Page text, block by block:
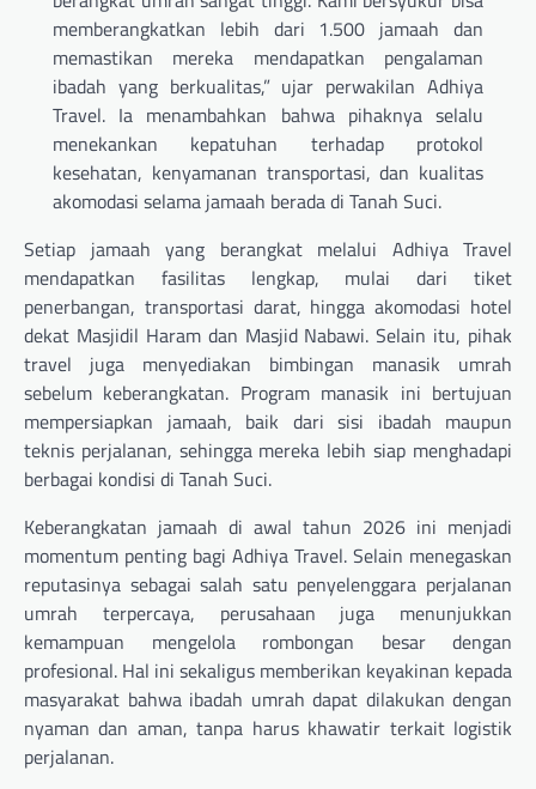
memberangkatkan lebih dari 1.500 jamaah dan
memastikan mereka mendapatkan pengalaman
ibadah yang berkualitas,” ujar perwakilan Adhiya
Travel. Ia menambahkan bahwa pihaknya selalu
menekankan kepatuhan terhadap protokol
kesehatan, kenyamanan transportasi, dan kualitas
akomodasi selama jamaah berada di Tanah Suci.
Setiap jamaah yang berangkat melalui Adhiya Travel
mendapatkan fasilitas lengkap, mulai dari tiket
penerbangan, transportasi darat, hingga akomodasi hotel
dekat Masjidil Haram dan Masjid Nabawi. Selain itu, pihak
travel juga menyediakan bimbingan manasik umrah
sebelum keberangkatan. Program manasik ini bertujuan
mempersiapkan jamaah, baik dari sisi ibadah maupun
teknis perjalanan, sehingga mereka lebih siap menghadapi
berbagai kondisi di Tanah Suci.
Keberangkatan jamaah di awal tahun 2026 ini menjadi
momentum penting bagi Adhiya Travel. Selain menegaskan
reputasinya sebagai salah satu penyelenggara perjalanan
umrah terpercaya, perusahaan juga menunjukkan
kemampuan mengelola rombongan besar dengan
profesional. Hal ini sekaligus memberikan keyakinan kepada
masyarakat bahwa ibadah umrah dapat dilakukan dengan
nyaman dan aman, tanpa harus khawatir terkait logistik
perjalanan.